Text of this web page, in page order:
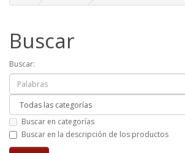
Buscar
Buscar:
Buscar en categorías
Buscar en la descripción de los productos